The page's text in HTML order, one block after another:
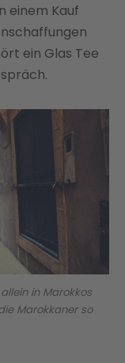
einem Kauf
ein Glas Tee
in Marokkos
Marokkaner so